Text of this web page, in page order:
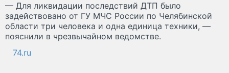
— Для ликвидации последствий ДТП было
задействовано от ГУ МЧС России по Челябинской
области три человека и одна единица техники, —
пояснили в чрезвычайном ведомстве.
74.ru